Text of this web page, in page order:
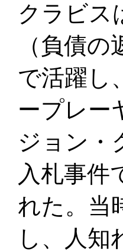
クラビス
（負債
で活躍し
ープレー
ジョン・
入札事件
れた。当
し、人知